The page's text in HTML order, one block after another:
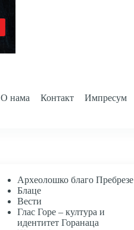
О нама Контакт Импресум
Археолошко благо Пребрезе
Блаце
Вести
Глас Горе – култура и
идентитет Горанаца